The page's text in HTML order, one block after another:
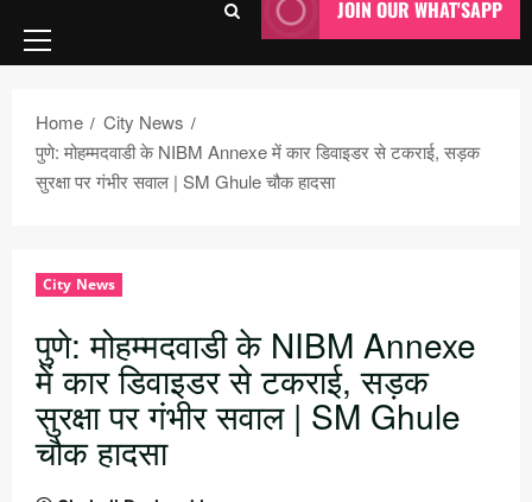
JOIN OUR WHAT'SAPP
Home
City News
पुणे: मोहम्मदवाडी के NIBM Annexe में कार डिवाइडर से टकराई, सड़क
सुरक्षा पर गंभीर सवाल | SM Ghule चौक हादसा
City News
पुणे: मोहम्मदवाडी के NIBM Annexe
में कार डिवाइडर से टकराई, सड़क
सुरक्षा पर गंभीर सवाल | SM Ghule
चौक हादसा